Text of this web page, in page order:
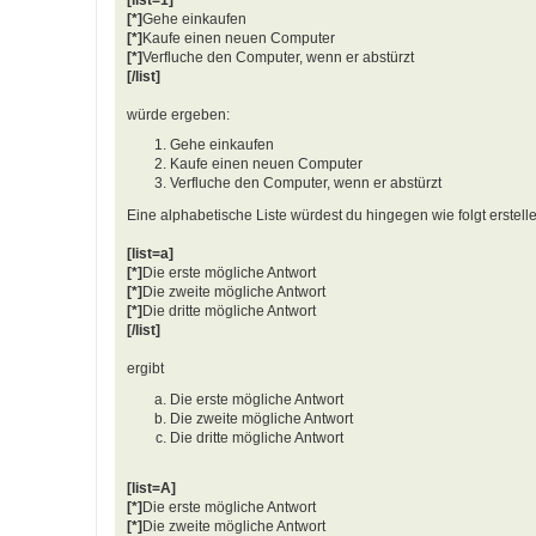
[*]Gehe einkaufen
[*]Kaufe einen neuen Computer
[*]Verfluche den Computer, wenn er abstürzt
[/list]
würde ergeben:
Gehe einkaufen
Kaufe einen neuen Computer
Verfluche den Computer, wenn er abstürzt
Eine alphabetische Liste würdest du hingegen wie folgt
[list=a]
[*] Die erste mögliche Antwort
[*] Die zweite mögliche Antwort
[*] Die dritte mögliche Antwort
[/list]
ergibt
Die erste mögliche Antwort
Die zweite mögliche Antwort
Die dritte mögliche Antwort
[list=A]
[*] Die erste mögliche Antwort
[*] Die zweite mögliche Antwort